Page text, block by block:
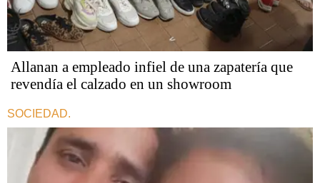
Allanan a empleado infiel de una zapatería que
revendía el calzado en un showroom
SOCIEDAD.